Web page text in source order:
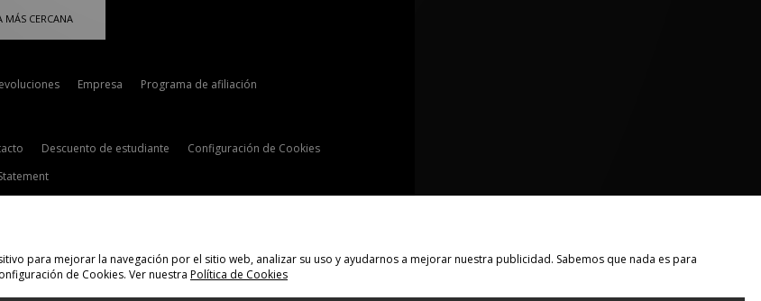
MÁS CERCANA
Empresa Programa de afiliación
Descuento de estudiante
Configuración de Cookies
para mejorar la navegación por el sitio web, analizar su uso y ayudarnos a mejorar nuestra publicidad. Sabemos que nada es para
de Cookies. Ver nuestra Política de Cookies